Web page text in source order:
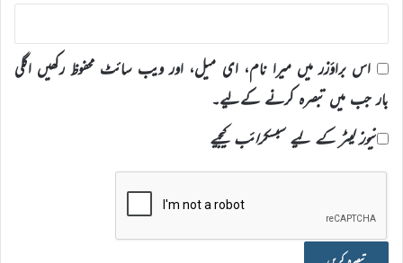
اس براؤزر میں میرا نام، ای میل، اور ویب سائٹ محفوظ رکھیں اگلی
بار جب میں تبصرہ کرنے کےلیے۔
نیوز لیٹر کے لیے سبسکرائب کیجیے